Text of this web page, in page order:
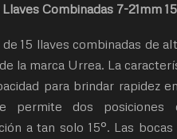
Combinadas 7-21mm
15 llaves combinadas de
la marca Urrea. La
para brindar rapidez
permite dos posiciones
a tan solo 15°. Las